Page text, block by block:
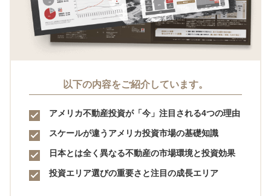
以下の内容をご紹介しています。
アメリカ不動産投資が「今」注目される4つの理由
スケールが違うアメリカ投資市場の基礎知識
日本とは全く異なる不動産の市場環境と投資効果
投資エリア選びの重要さと注目の成長エリア